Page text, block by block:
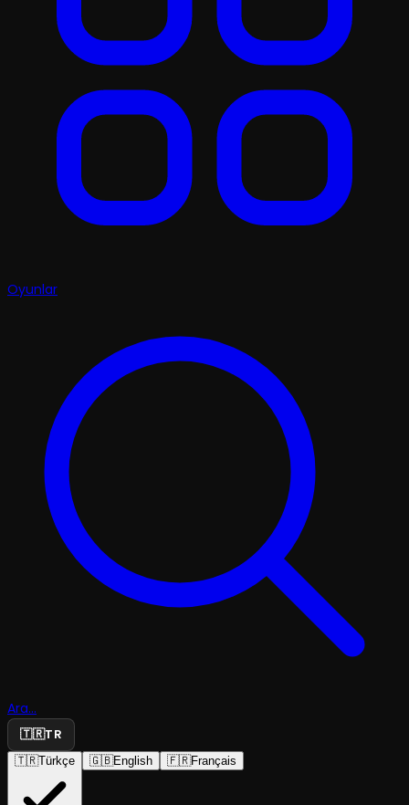
Oyunlar
Ara...
🇹🇷TR
🇹🇷Türkçe 🇬🇧English 🇫🇷Français